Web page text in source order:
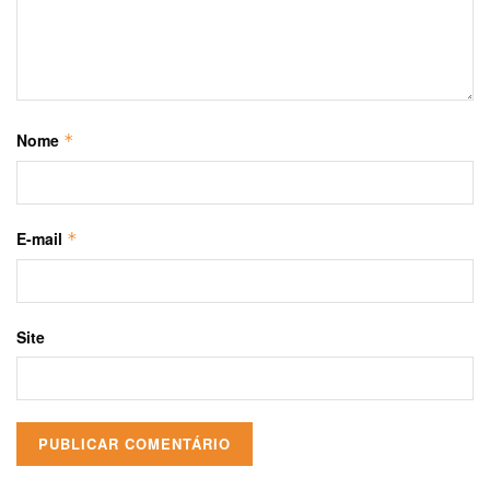
Nome *
E-mail *
Site